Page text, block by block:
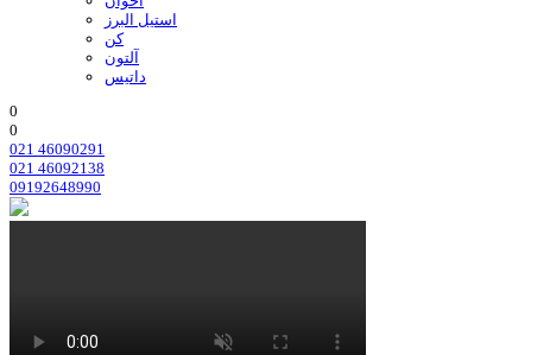
استیل البرز
کن
آلتون
داتیس
0
0
021 46090291
021 46092138
09192648990